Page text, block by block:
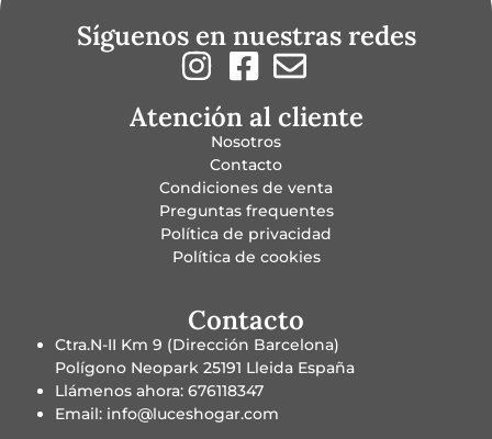
Síguenos en nuestras redes
Atención al cliente
Nosotros
Contacto
Condiciones de venta
Preguntas frequentes
Política de privacidad
Política de cookies
Contacto
Ctra.N-II Km 9 (Dirección Barcelona)
Polígono Neopark 25191 Lleida España
Llámenos ahora: 676118347
Email: info@luceshogar.com